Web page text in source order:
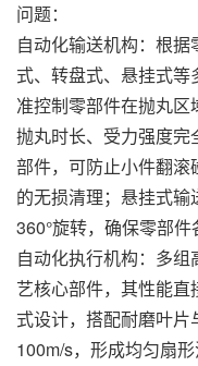
问题：
自动化输送机构：根
式、转盘式、悬挂式
准控制零部件在抛丸
抛丸时长、受力强度
部件，可防止小件翻
的无损清理；悬挂式
360°旋转，确保零部件
自动化执行机构：多
艺核心部件，其性能
式设计，搭配耐磨叶
100m/s，形成均匀扇